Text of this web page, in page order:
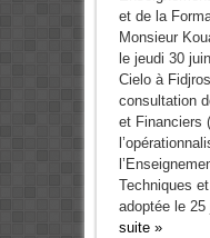
et de la
Monsieur
le jeudi 30
Cielo à
consultation
et Financiers
Techniques
adoptée le
suite »